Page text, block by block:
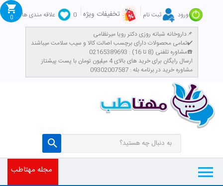
ورود ثبت نام تخفیفات ویژه 0
علاقه مندی ها
داروخانه شبانه روزی دکتر رویا میرنظامی📌
تمامی محصولات دارای برچسب اصالت کالا و سیب سلامت میباشند✔️
مشاوره تلفنی (8 تا 16) : 02165389693☎️
​ارسال رایگان برای خرید های بالای 4 میلیون تومان با پست پیشتاز
مشاوره خرید در برنامه بله : 09302007587
0
مجله مهتاطب